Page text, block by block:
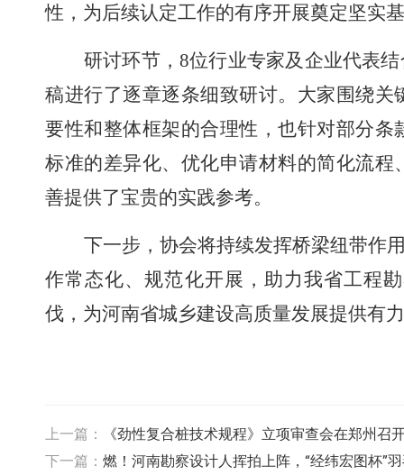
性，为后续认定工作的有序开展奠定坚实
研讨环节，8位行业专家及企业代表
稿进行了逐章逐条细致研讨。大家围绕
要性和整体框架的合理性，也针对部分
标准的差异化、优化申请材料的简化流程
善提供了宝贵的实践参考。
下一步，协会将持续发挥桥梁纽带作
作常态化、规范化开展，助力我省工程
伐，为河南省城乡建设高质量发展提供有
上一篇：
《劲性复合桩技术规程》立项审查会在郑州召
下一篇： 燃！河南勘察设计人挥拍上阵，“经纬宏图杯”